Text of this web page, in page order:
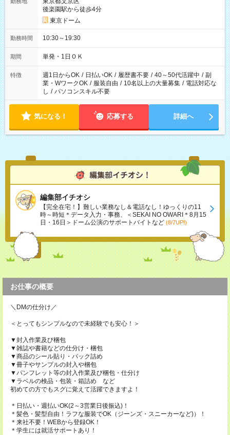
後楽園駅から徒歩4分
東京ドーム
勤務時間 10:30～19:30
期間 単発・1日ＯＫ
特徴 週1日からOK / 日払いOK / 履歴書不要 / 40～50代活躍中 / 副
業・WワークOK / 服装自由 / 10名以上の大量募集 / 電話対応な
し / パソコンスキル不要
気になる！ 応募する 詳細へ
編集部イチオシ
【完全在宅！】難しい業務なし＆電話なし！ゆっくりの11
時～時短＊データ入力・事務、＜SEKAI NO OWARI＊8月15
日・16日＞ドーム公演のサポートバイトなど (8/7UP!)
お仕事の概要
＼DMの仕分け／
＜とってもシンプルなので未経験でも安心！＞
▼封入作業及び梱包
▼雑誌や書籍などの仕分け・梱包
▼商品のシール貼り・パック詰め
▼冊子やサンプルの封入や梱包
▼パンフレット等の封入作業及び梱包・仕分け
▼ラベルの検品・包装・箱詰め など
初めての方でもスグに覚えて活躍できますよ！
＊日払い・週払いOK(2～3営業日後振込)！
＊髪色・髪型自由！ラフな服装でOK（ジーンズ・スニーカーなど)）！
＊来社不要！WEBから登録OK！
＊学生には就活サポートあり！